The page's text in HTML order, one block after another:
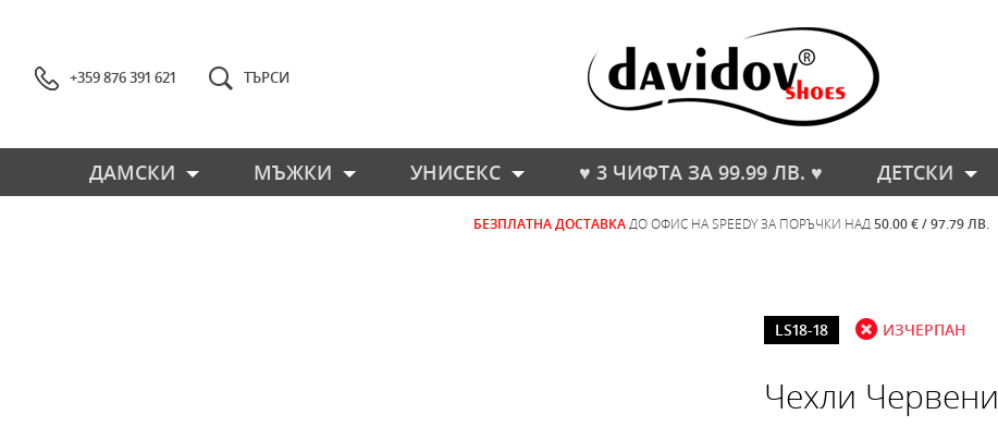
+359 876 391 621 ТЪРСИ
ДАМСКИ МЪЖКИ УНИСЕКС ♥ 3 ЧИФТА ЗА 99.99 ЛВ. ♥ ДЕТСКИ
БЕЗПЛАТНА ДОСТАВКА ДО ОФИС НА SPEEDY ЗА ПОРЪЧКИ НАД 50.00 € / 97.79 ЛВ.
LS18-18 ИЗЧЕРПАН
Чехли Червени